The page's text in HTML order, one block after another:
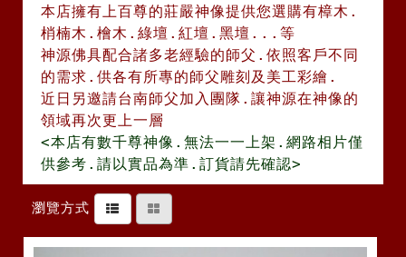
本店擁有上百尊的莊嚴神像提供您選購有樟木.
梢楠木.檜木.綠壇.紅壇.黑壇...等
神源佛具配合諸多老經驗的師父.依照客戶不同
的需求.供各有所專的師父雕刻及美工彩繪.
近日另邀請台南師父加入團隊.讓神源在神像的
領域再次更上一層
<本店有數千尊神像.無法一一上架.網路相片僅
供參考.請以實品為準.訂貨請先確認>
瀏覽方式